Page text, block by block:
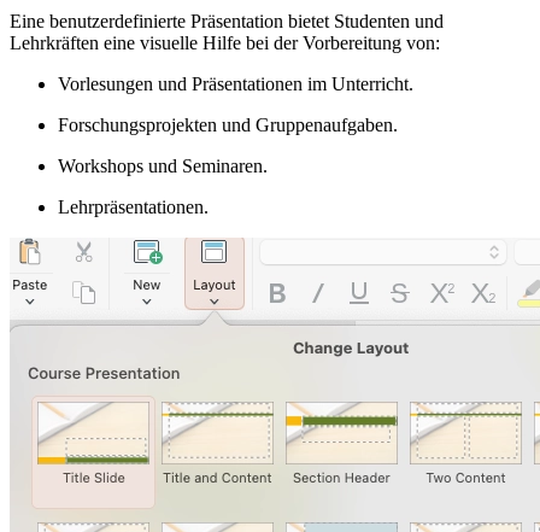
Eine benutzerdefinierte Präsentation bietet Studenten und
Lehrkräften eine visuelle Hilfe bei der Vorbereitung von:
Vorlesungen und Präsentationen im Unterricht.
Forschungsprojekten und Gruppenaufgaben.
Workshops und Seminaren.
Lehrpräsentationen.